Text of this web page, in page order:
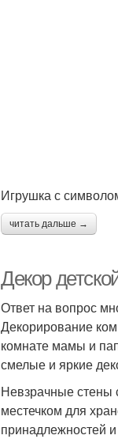
Игрушка с
читать дальше →
Декор
Ответ на вопрос
Декорирование
комнате мамы и
смелые и яркие
Невзрачные стены
местечком для
принадлежностей